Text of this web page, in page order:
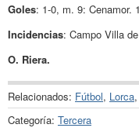
Goles: 1-0, m. 9: Cenamor.
Incidencias: Campo Villa
O. Riera.
Relacionados: Fútbol, Lorca,
Categoría: Tercera